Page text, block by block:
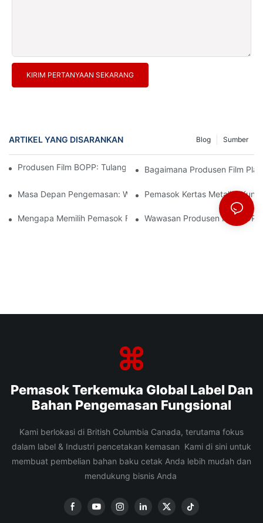
KIRIM PERTANYAAN SEKARANG
ARTIKEL YANG DISARANKAN Sumber
Blog
Produsen Film BOPP: Tulang Punggung Kemasan Fleksibel
Bagaimana Produsen Film
Masa Depan Pengemasan: Wawasan Dari Produsen Material
Pemasok Kertas Metalik:
Mengapa Memilih Pemasok Film BOPP Yang Tepat Penting
Wawasan Produsen Film
Pemasok Terkemuka Global Label Dan
Bahan Pengemasan Fungsional
Kami berlokasi di British Columbia Canada, terutama fokus
dalam label & Industri pencetakan kemasan Kami di sini untuk
membuat pembelian bahan baku cetak Anda lebih mudah dan
mendukung bisnis Anda